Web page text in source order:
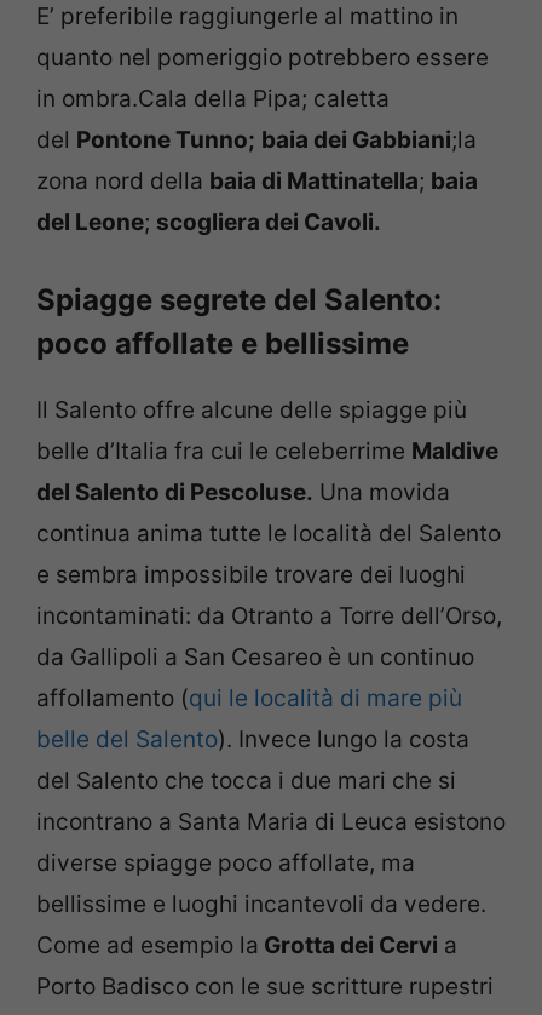
E’ preferibile raggiungerle al mattino in
quanto nel pomeriggio potrebbero essere
in ombra.Cala della Pipa; caletta
del Pontone Tunno; baia dei Gabbiani;la
zona nord della baia di Mattinatella; baia
del Leone; scogliera dei Cavoli.
Spiagge segrete del Salento:
poco affollate e bellissime
Il Salento offre alcune delle spiagge più
belle d’Italia fra cui le celeberrime Maldive
del Salento di Pescoluse. Una movida
continua anima tutte le località del Salento
e sembra impossibile trovare dei luoghi
incontaminati: da Otranto a Torre dell’Orso,
da Gallipoli a San Cesareo è un continuo
affollamento (qui le località di mare più
belle del Salento). Invece lungo la costa
del Salento che tocca i due mari che si
incontrano a Santa Maria di Leuca esistono
diverse spiagge poco affollate, ma
bellissime e luoghi incantevoli da vedere.
Come ad esempio la Grotta dei Cervi a
Porto Badisco con le sue scritture rupestri